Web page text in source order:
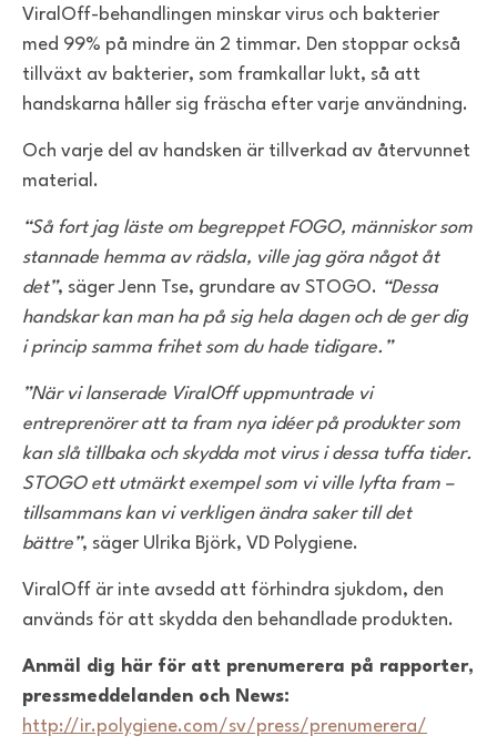
ViralOff-behandlingen minskar virus och bakterier
med 99% på mindre än 2 timmar. Den stoppar också
tillväxt av bakterier, som framkallar lukt, så att
handskarna håller sig fräscha efter varje användning.
Och varje del av handsken är tillverkad av återvunnet
material.
“Så fort jag läste om begreppet FOGO, människor som
stannade hemma av rädsla, ville jag göra något åt
det”, säger Jenn Tse, grundare av STOGO. “Dessa
handskar kan man ha på sig hela dagen och de ger dig
i princip samma frihet som du hade tidigare.”
”När vi lanserade ViralOff uppmuntrade vi
entreprenörer att ta fram nya idéer på produkter som
kan slå tillbaka och skydda mot virus i dessa tuffa tider.
STOGO ett utmärkt exempel som vi ville lyfta fram –
tillsammans kan vi verkligen ändra saker till det
bättre”, säger Ulrika Björk, VD Polygiene.
ViralOff är inte avsedd att förhindra sjukdom, den
används för att skydda den behandlade produkten.
Anmäl dig här för att prenumerera på rapporter,
pressmeddelanden och News:
http://ir.polygiene.com/sv/press/prenumerera/